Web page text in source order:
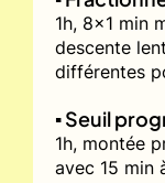
1h, 8x1 min
descente
différentes
▪️ Seuil
1h, montée
avec 15 min